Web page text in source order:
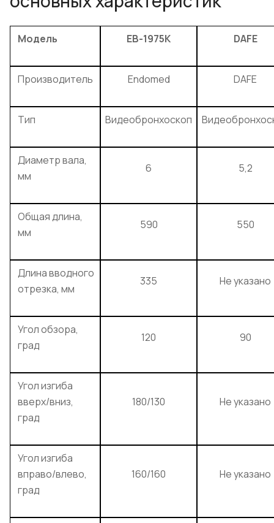
Модель EB-1975K DAFE
Производитель Endomed DAFE
Тип Видеобронхоскоп
Диаметр вала,
мм
6 5,2
Общая длина,
мм
590 550
Длина вводного
отрезка, мм
335 Не указано
Угол обзора,
град
120 90
Угол изгиба
вверх/вниз,
град
180/130 Не указано
Угол изгиба
вправо/влево,
град
160/160 Не указано